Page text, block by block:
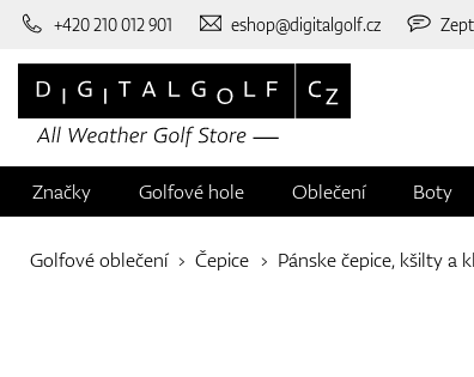
+420 210 012 901 eshop@digitalgolf.cz
Značky Golfové hole Oblečení Boty
Golfové oblečení Čepice Pánske čepice, kšilty a